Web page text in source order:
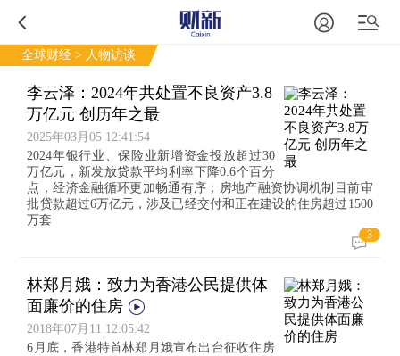
全球财经 > 人物访谈
李云泽：2024年共处置不良资产3.8
万亿元 创历年之最
2025年03月05 12:41:54
2024年银行业、保险业新增资金投放超过30
万亿元，新发放贷款平均利率下降0.6个百分
点，经济金融循环更加畅通有序；房地产融资协调机制目前审
批贷款超过6万亿元，涉及已经交付和正在建设的住房超过1500
万套
3
林郑月娥：致力为香港公民提供体
面廉价的住房
2018年07月11 12:05:42
6月底，香港特首林郑月娥宣布出台征收住房